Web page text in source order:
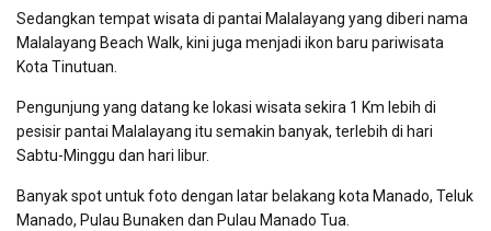
Sedangkan tempat wisata di pantai Malalayang yang diberi nama
Malalayang Beach Walk, kini juga menjadi ikon baru pariwisata
Kota Tinutuan.
Pengunjung yang datang ke lokasi wisata sekira 1 Km lebih di
pesisir pantai Malalayang itu semakin banyak, terlebih di hari
Sabtu-Minggu dan hari libur.
Banyak spot untuk foto dengan latar belakang kota Manado, Teluk
Manado, Pulau Bunaken dan Pulau Manado Tua.